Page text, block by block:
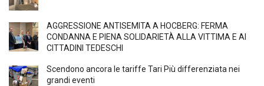
AGGRESSIONE ANTISEMITA A HÖCBERG: FERMA
CONDANNA E PIENA SOLIDARIETÀ ALLA VITTIMA E AI
CITTADINI TEDESCHI
Scendono ancora le tariffe Tari Più differenziata nei
grandi eventi